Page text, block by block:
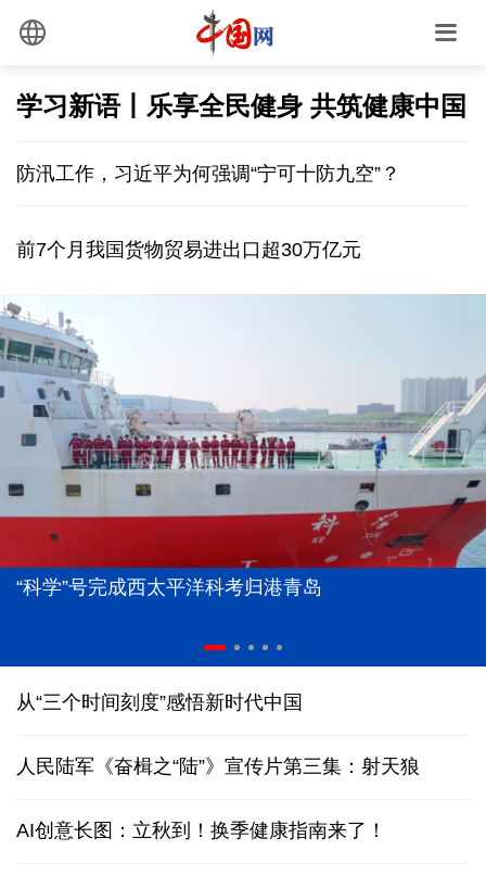
学习新语丨乐享全民健身 共筑健康中国
防汛工作，习近平为何强调“宁可十防九空”？
前7个月我国货物贸易进出口超30万亿元
“科学”号完成西太平洋科考归港青岛
从“三个时间刻度”感悟新时代中国
人民陆军《奋楫之“陆”》宣传片第三集：射天狼
AI创意长图：立秋到！换季健康指南来了！